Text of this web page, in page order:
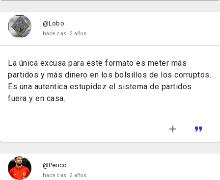
@Lobo
hace casi 2 años
La única excusa para este formato es meter más
partidos y más dinero en los bolsillos de los corruptos.
Es una autentica estupidez el sistema de partidos
fuera y en casa.
@Perico
hace casi 2 años